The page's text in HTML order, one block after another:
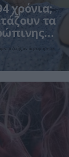
χρόνια;
τα
ζωής αν περιορίζονταν